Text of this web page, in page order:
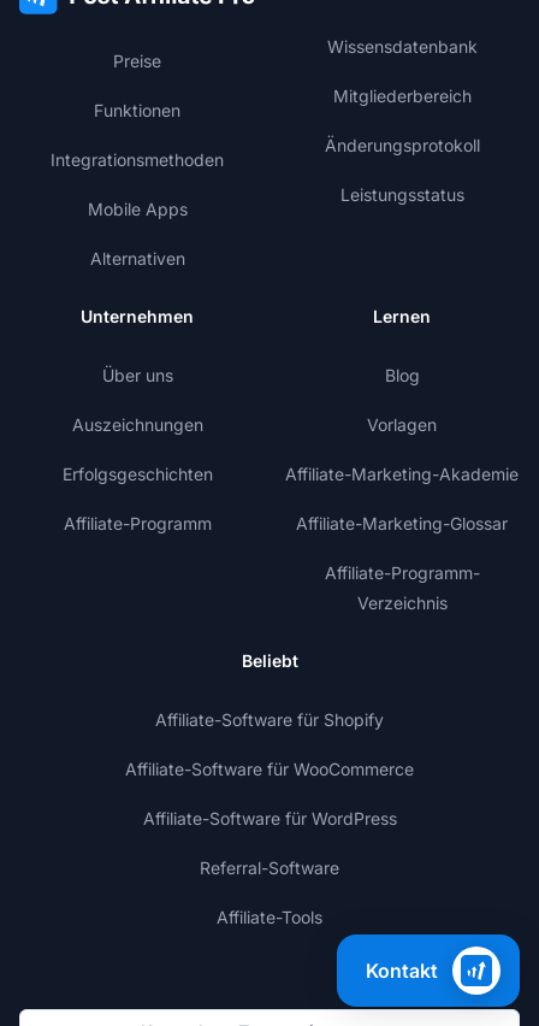
Preise
Funktionen
Integrationsmethoden
Mobile Apps
Alternativen
Wissensdatenbank
Mitgliederbereich
Änderungsprotokoll
Leistungsstatus
Unternehmen
Über uns
Auszeichnungen
Erfolgsgeschichten
Affiliate-Programm
Lernen
Blog
Vorlagen
Affiliate-Marketing-Akademie
Affiliate-Marketing-Glossar
Affiliate-Programm-
Verzeichnis
Beliebt
Affiliate-Software für Shopify
Affiliate-Software für WooCommerce
Affiliate-Software für WordPress
Referral-Software
Affiliate-Tools
Kontakt